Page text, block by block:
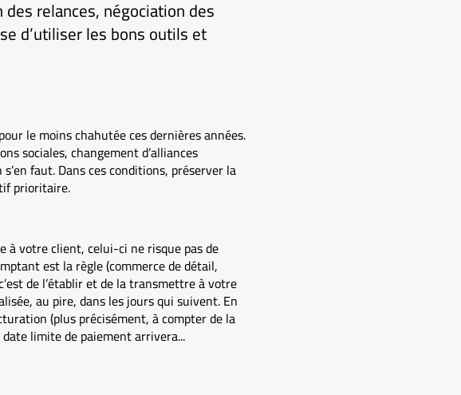
relances, négociation des
d’utiliser les bons outils et
le moins chahutée ces dernières années.
sociales, changement d’alliances
faut. Dans ces conditions, préserver la
prioritaire.
à votre client, celui-ci ne risque pas de
est la règle (commerce de détail,
de l’établir et de la transmettre à votre
au pire, dans les jours qui suivent. En
(plus précisément, à compter de la
limite de paiement arrivera...